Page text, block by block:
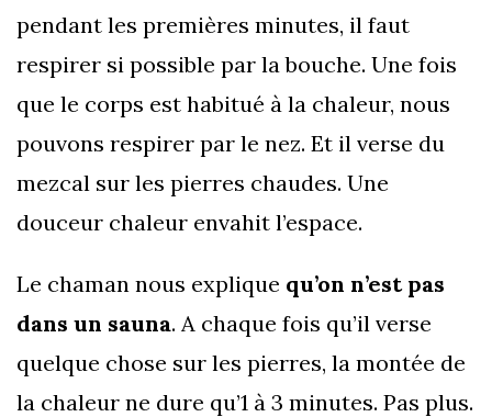
pendant les premières minutes, il faut
respirer si possible par la bouche. Une fois
que le corps est habitué à la chaleur, nous
pouvons respirer par le nez. Et il verse du
mezcal sur les pierres chaudes. Une
douceur chaleur envahit l’espace.
Le chaman nous explique qu’on n’est pas
dans un sauna. A chaque fois qu’il verse
quelque chose sur les pierres, la montée de
la chaleur ne dure qu’1 à 3 minutes. Pas plus.